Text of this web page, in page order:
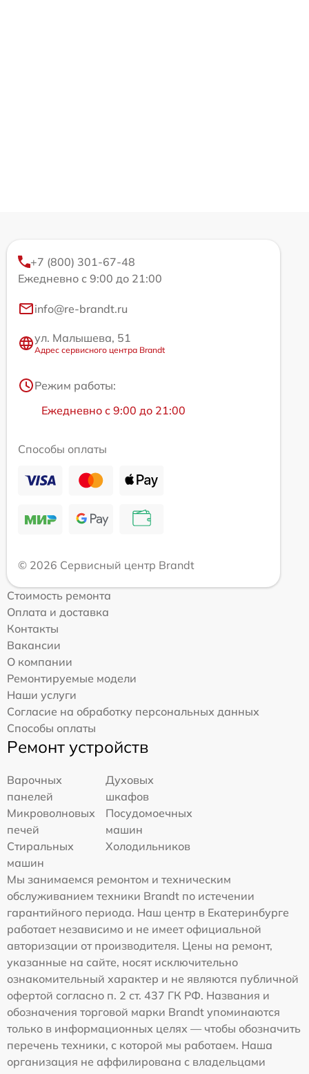
+7 (800) 301-67-48
Ежедневно с 9:00 до 21:00
info@re-brandt.ru
ул. Малышева, 51
Адрес сервисного центра Brandt
Режим работы:
Ежедневно с 9:00 до 21:00
Способы оплаты
© 2026 Сервисный центр Brandt
Стоимость ремонта
Оплата и доставка
Контакты
Вакансии
О компании
Ремонтируемые модели
Наши услуги
Согласие на обработку персональных данных
Способы оплаты
Ремонт устройств
Варочных
панелей
Духовых
шкафов
Микроволновых
печей
Посудомоечных
машин
Стиральных
машин
Холодильников
Мы занимаемся ремонтом и техническим
обслуживанием техники Brandt по истечении
гарантийного периода. Наш центр в Екатеринбурге
работает независимо и не имеет официальной
авторизации от производителя. Цены на ремонт,
указанные на сайте, носят исключительно
ознакомительный характер и не являются публичной
офертой согласно п. 2 ст. 437 ГК РФ. Названия и
обозначения торговой марки Brandt упоминаются
только в информационных целях — чтобы обозначить
перечень техники, с которой мы работаем. Наша
организация не аффилирована с владельцами